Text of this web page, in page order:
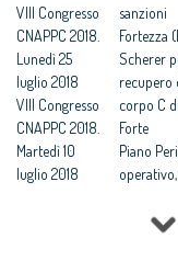
pubblico”
Catanzaro.
Cnappc:
‘Sconcerta che
al Mit ignorino
il codice dei
contratti’
Bando
ricorso
architetti
giustizia
fermato
iniziativa
Catanzaro
redazione
VIII Congresso
CNAPPC 2018.
Lunedì 25
luglio 2018
VIII Congresso
CNAPPC 2018.
Martedì 10
luglio 2018
sanzioni
Fortezza
Scherer
recupero
corpo C
Forte
Piano
finanziati